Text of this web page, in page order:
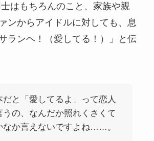
はもちろんのこと、家族や親
ンからアイドルに対しても、息
ランヘ！（愛してる！）」と伝
だと「愛してるよ」って恋人
うの、なんだか照れくさくて
なか言えないですよね……。